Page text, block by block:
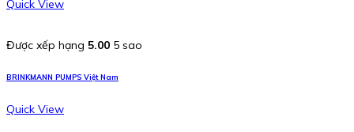
Quick View
Được xếp hạng 5.00 5 sao
BRINKMANN PUMPS Việt Nam
Quick View